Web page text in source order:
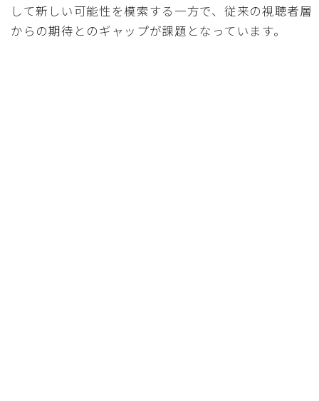
して新しい可能性を模索する一方で、従来の視聴者層
からの期待とのギャップが課題となっています。